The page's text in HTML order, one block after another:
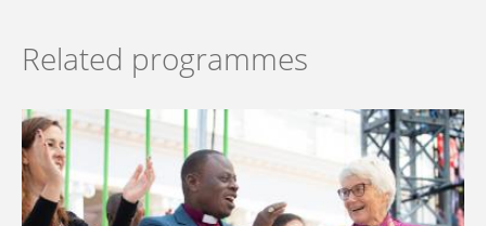
Related programmes